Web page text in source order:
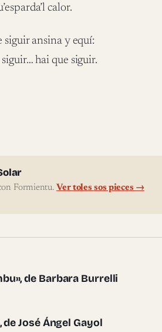
calor.
siguir ansina y equí:
hai que siguir.
Formientu. Ver toles sos pieces →
pieces
de Barbara Burrelli
de José Ángel Gayol